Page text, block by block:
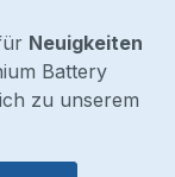
Neuigkeiten
Battery
zu unserem